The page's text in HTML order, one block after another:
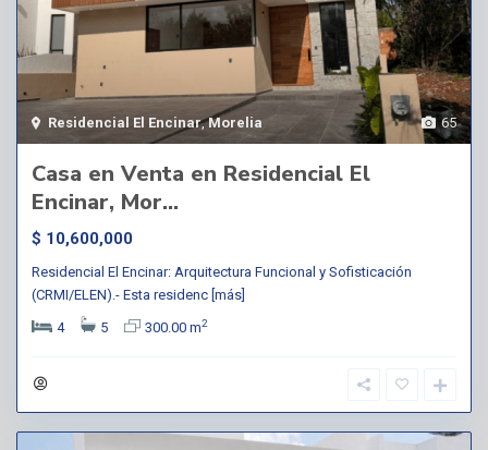
65
Residencial El Encinar,Morelia
Casa en Venta en Residencial El
Encinar, Mor...
$ 10,600,000
Residencial El Encinar: Arquitectura Funcional y Sofisticación
(CRMI/ELEN).- Esta residenc [más]
4
5 300.00 m2